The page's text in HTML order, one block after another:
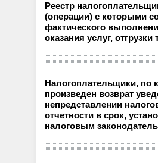
Реестр
(операции) с которыми
фактического
оказания услуг, отгрузки
Налогоплательщики, по
произведен возврат
непредставлении
отчетности в срок,
налоговым